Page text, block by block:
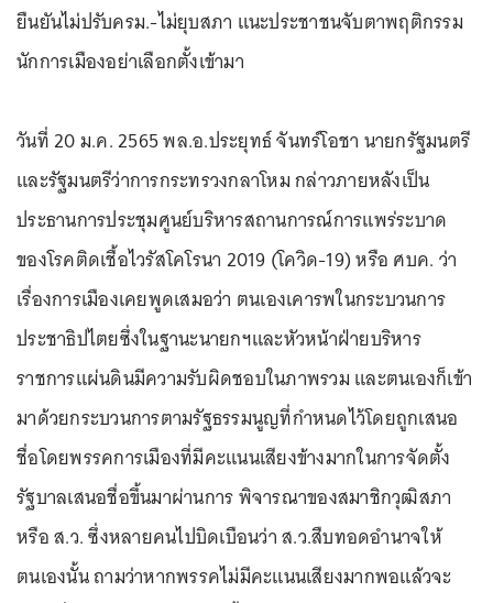
ยืนยันไม่ปรับครม.-ไม่ยุบสภา แนะประชาชนจับตาพฤติกรรม
นักการเมืองอย่าเลือกตั้งเข้ามา
วันที่ 20 ม.ค. 2565 พล.อ.ประยุทธ์ จันทร์โอชา นายกรัฐมนตรี
และรัฐมนตรีว่าการกระทรวงกลาโหม กล่าวภายหลังเป็น
ประธานการประชุมศูนย์บริหารสถานการณ์การแพร่ระบาด
ของโรคติดเชื้อไวรัสโคโรนา 2019 (โควิด-19) หรือ ศบค. ว่า
เรื่องการเมืองเคยพูดเสมอว่า ตนเองเคารพในกระบวนการ
ประชาธิปไตยซึ่งในฐานะนายกฯและหัวหน้าฝ่ายบริหาร
ราชการแผ่นดินมีความรับผิดชอบในภาพรวม และตนเองก็เข้า
มาด้วยกระบวนการตามรัฐธรรมนูญที่กำหนดไว้โดยถูกเสนอ
ชื่อโดยพรรคการเมืองที่มีคะแนนเสียงข้างมากในการจัดตั้ง
รัฐบาลเสนอชื่อขึ้นมาผ่านการ พิจารณาของสมาชิกวุฒิสภา
หรือ ส.ว. ซึ่งหลายคนไปบิดเบือนว่า ส.ว.สืบทอดอำนาจให้
ตนเองนั้น ถามว่าหากพรรคไม่มีคะแนนเสียงมากพอแล้วจะ